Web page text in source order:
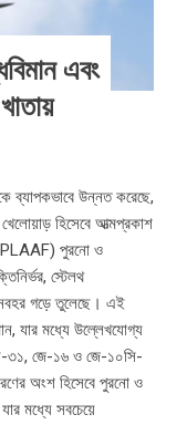
এবং
ব্যাপকভাবে উন্নত করেছে,
হিসেবে আত্মপ্রকাশ
(PLAAF) পুরনো ও
স্টেলথ
গড়ে তুলেছে। এই
যার মধ্যে উল্লেখযোগ্য
৩১, জে-১৬ ও জে-১০সি-
অংশ হিসেবে পুরনো ও
মধ্যে সবচেয়ে